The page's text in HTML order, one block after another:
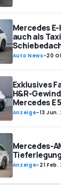
Mercedes
auch als
Auto News-20
Exklusives
H&R-
Mercedes E
Anzeige-13 Jun.
Mercedes-
Anzeige- 21